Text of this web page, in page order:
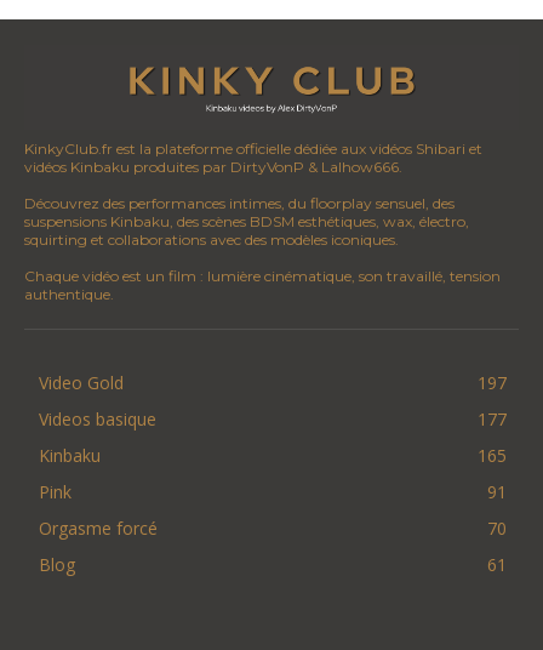
KinkyClub.fr est la plateforme officielle dédiée aux vidéos Shibari et
vidéos Kinbaku produites par DirtyVonP & Lalhow666.
Découvrez des performances intimes, du floorplay sensuel, des
suspensions Kinbaku, des scènes BDSM esthétiques, wax, électro,
squirting et collaborations avec des modèles iconiques.
Chaque vidéo est un film : lumière cinématique, son travaillé, tension
authentique.
Video Gold
197
Videos basique
177
Kinbaku
165
Pink
91
Orgasme forcé
70
Blog
61